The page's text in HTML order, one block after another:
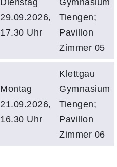
29.09.2026,
17.30 Uhr
Tiengen;
Pavillon
Zimmer 05
Montag
21.09.2026,
16.30 Uhr
Klettgau
Gymnasium
Tiengen;
Pavillon
Zimmer 06